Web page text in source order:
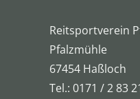
Reitsportverein
Pfalzmühle
67454 Haßloch
Tel.: 0171 / 2 83